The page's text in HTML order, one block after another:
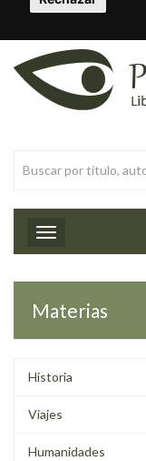
Toggle navigation
Materias
Historia
Viajes
Humanidades